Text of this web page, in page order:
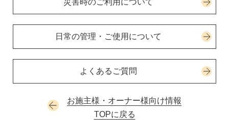
災害時のご利用について
日常の管理・ご使用について
よくあるご質問
お施主様・オーナー様向け情報
TOPに戻る